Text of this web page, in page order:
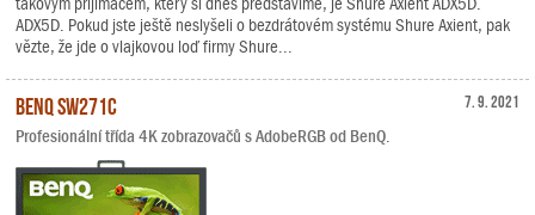
ADX5D. Pokud jste ještě neslyšeli o bezdrátovém systému Shure Axient, pak
vězte, že jde o vlajkovou loď firmy Shure...
7. 9. 2021
BenQ SW271C
Profesionální třída 4K zobrazovačů s AdobeRGB od BenQ.